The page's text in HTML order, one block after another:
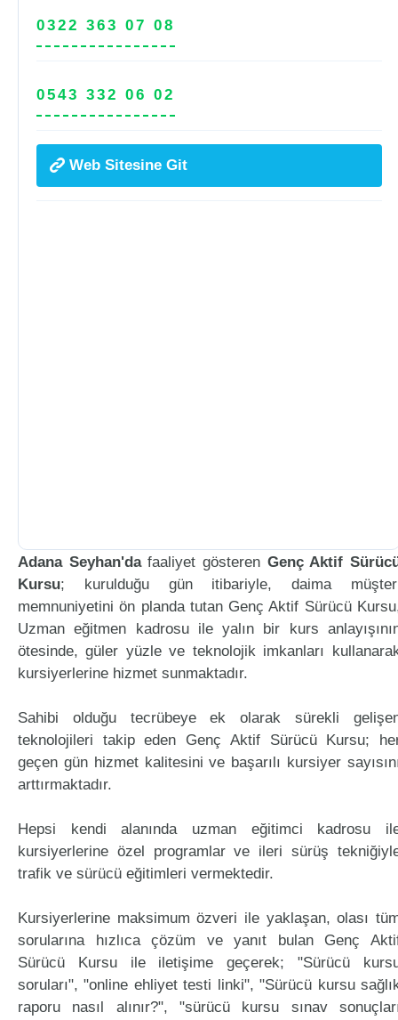
0322 363 07 08
0543 332 06 02
Web Sitesine Git
Adana Seyhan'dafaaliyet gösteren Genç Aktif
Kursu; kurulduğu gün itibariyle, daima
memnuniyetini ön planda tutan Genç Aktif Sürücü
Uzman eğitmen kadrosu ile yalın bir kurs
ötesinde, güler yüzle ve teknolojik imkanları
kursiyerlerine hizmet sunmaktadır.
Sahibi olduğu tecrübeye ek olarak sürekli
teknolojileri takip eden Genç Aktif Sürücü Kursu;
geçen gün hizmet kalitesini ve başarılı kursiyer
arttırmaktadır.
Hepsi kendi alanında uzman eğitimci kadrosu
kursiyerlerine özel programlar ve ileri sürüş
trafik ve sürücü eğitimleri vermektedir.
Kursiyerlerine maksimum özveri ile yaklaşan, olası
sorularına hızlıca çözüm ve yanıt bulan Genç
Sürücü Kursu ile iletişime geçerek; "Sürücü
soruları", "online ehliyet testi linki", "Sürücü kursu
raporu nasıl alınır?", "sürücü kursu sınav